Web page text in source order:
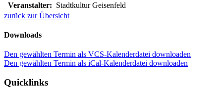
Veranstalter: Stadtkultur Geisenfeld
zurück zur Übersicht
Downloads
Den gewählten Termin als VCS-Kalenderdatei downloaden
Den gewählten Termin als iCal-Kalenderdatei downloaden
Quicklinks